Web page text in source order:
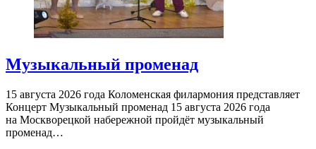
Музыкальный променад
15 августа 2026 года Коломенская филармония представляет
Концерт Музыкальный променад 15 августа 2026 года
на Москворецкой набережной пройдёт музыкальный
променад…